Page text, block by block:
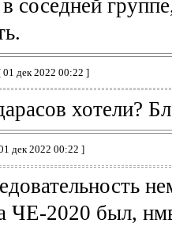
соседней
дек 2022 00:22 ]
хотели?
дек 2022 00:22 ]
ЧЕ-2020 был,